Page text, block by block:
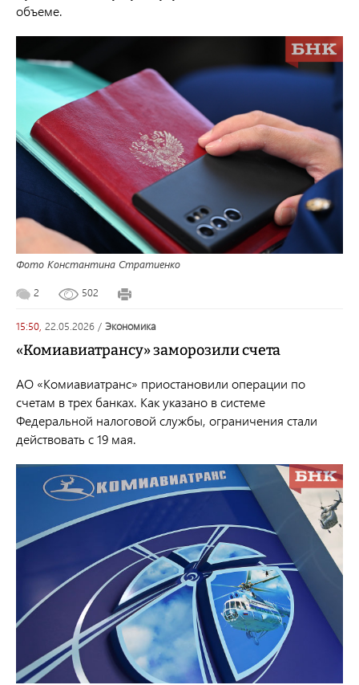
объеме.
Фото Константина Стратиенко
2 502
15:50, 22.05.2026 / экономика
«Комиавиатрансу» заморозили счета
АО «Комиавиатранс» приостановили операции по
счетам в трех банках. Как указано в системе
Федеральной налоговой службы, ограничения стали
действовать с 19 мая.